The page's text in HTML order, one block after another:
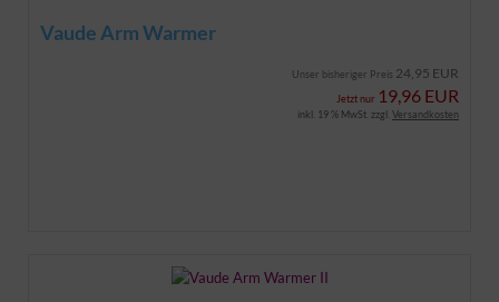
Vaude Arm Warmer
Unser bisheriger Preis 24,95 EUR
Jetzt nur 19,96 EUR
inkl. 19 % MwSt. zzgl. Versandkosten